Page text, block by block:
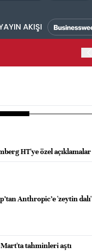
AKIŞI
HT'ye özel açıklamalar
Anthropic’e 'zeytin dalı'
Mart'ta tahminleri aştı